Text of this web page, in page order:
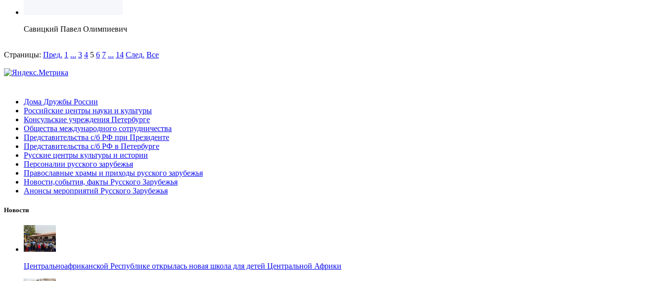
Савицкий Павел Олимпиевич
Страницы: Пред. 1 ... 3 4 5 6 7 ... 14 След. Все
Дома Дружбы России
Российские центры науки и культуры
Консульские учреждения Петербурге
Общества международного сотрудничества
Представительства с/б РФ при Президенте
Представительства с/б РФ в Петербурге
Русские центры культуры и истории
Персоналии русского зарубежья
Православные храмы и приходы русского зарубежья
Новости,события, факты Русского Зарубежья
Анонсы мероприятий Русского Зарубежья
Новости
Центральноафриканской Республике открылась новая школа для детей Центральной Африки